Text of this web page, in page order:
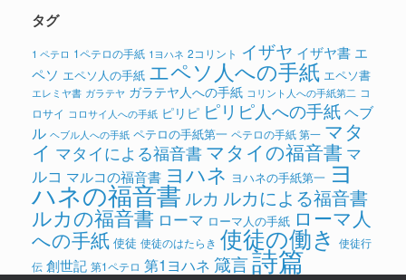
タグ
1 ペテロ 1ペテロの手紙 1ヨハネ 2コリント イザヤ イザヤ書 エ
ペソ エペソ人の手紙 エペソ人への手紙 エペソ書
エレミヤ書 ガラテヤ ガラテヤ人への手紙 コリント人への手紙第二 コ
ロサイ コロサイ人への手紙 ピリピ ピリピ人への手紙ヘブ
ル ヘブル人への手紙 ペテロの手紙第一 ペテロの手紙 第一 マタ
イ マタイによる福音書 マタイの福音書 マ
ルコ マルコの福音書 ヨハネ ヨハネの手紙第一 ヨ
ハネの福音書 ルカ ルカによる福音書
ルカの福音書 ローマ ローマ人の手紙 ローマ人
への手紙 使徒 使徒のはたらき 使徒の働き 使徒行
伝 創世記 第1ペテロ 第1ヨハネ 箴言詩篇